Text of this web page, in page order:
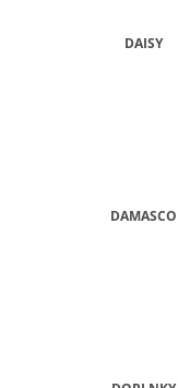
DAISY
DAMASCO